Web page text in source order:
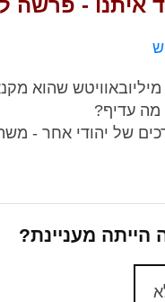
איתנו - פרשה
שהוא
מה עדיף?
של יהודי אחר -
מעניינת?